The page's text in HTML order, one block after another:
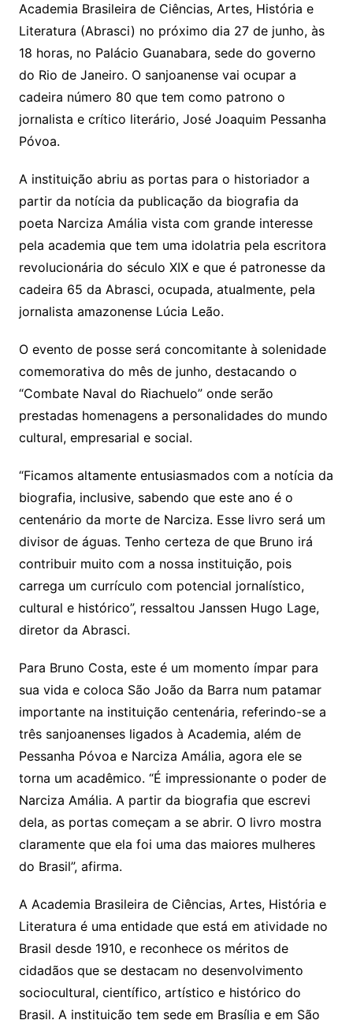
Academia Brasileira de Ciências, Artes, História e
Literatura (Abrasci) no próximo dia 27 de junho, às
18 horas, no Palácio Guanabara, sede do governo
do Rio de Janeiro. O sanjoanense vai ocupar a
cadeira número 80 que tem como patrono o
jornalista e crítico literário, José Joaquim Pessanha
Póvoa.
A instituição abriu as portas para o historiador a
partir da notícia da publicação da biografia da
poeta Narciza Amália vista com grande interesse
pela academia que tem uma idolatria pela escritora
revolucionária do século XIX e que é patronesse da
cadeira 65 da Abrasci, ocupada, atualmente, pela
jornalista amazonense Lúcia Leão.
O evento de posse será concomitante à solenidade
comemorativa do mês de junho, destacando o
“Combate Naval do Riachuelo” onde serão
prestadas homenagens a personalidades do mundo
cultural, empresarial e social.
“Ficamos altamente entusiasmados com a notícia da
biografia, inclusive, sabendo que este ano é o
centenário da morte de Narciza. Esse livro será um
divisor de águas. Tenho certeza de que Bruno irá
contribuir muito com a nossa instituição, pois
carrega um currículo com potencial jornalístico,
cultural e histórico”, ressaltou Janssen Hugo Lage,
diretor da Abrasci.
Para Bruno Costa, este é um momento ímpar para
sua vida e coloca São João da Barra num patamar
importante na instituição centenária, referindo-se a
três sanjoanenses ligados à Academia, além de
Pessanha Póvoa e Narciza Amália, agora ele se
torna um acadêmico. “É impressionante o poder de
Narciza Amália. A partir da biografia que escrevi
dela, as portas começam a se abrir. O livro mostra
claramente que ela foi uma das maiores mulheres
do Brasil”, afirma.
A Academia Brasileira de Ciências, Artes, História e
Literatura é uma entidade que está em atividade no
Brasil desde 1910, e reconhece os méritos de
cidadãos que se destacam no desenvolvimento
sociocultural, científico, artístico e histórico do
Brasil. A instituição tem sede em Brasília e em São